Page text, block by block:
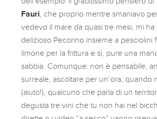
Fauri , che proprio mentre smaniavo
vedevo il mare da quasi tre mesi, mi ha
delizioso Pecorino insieme a pesciolini
limone per la frittura e sì, pure una
sabbia. Comunque: non è pensabile,
surreale, ascoltare per un’ora, quando
(aiuto!), qualcuno che parla di un
degusta tre vini che tu non hai nel